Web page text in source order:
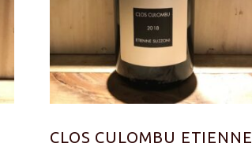
CLOS CULOMBU ETIENNE